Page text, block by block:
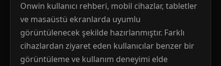
Onwin kullanıcı rehberi, mobil cihazlar, tabletler
ve masaüstü ekranlarda uyumlu
görüntülenecek şekilde hazırlanmıştır. Farklı
cihazlardan ziyaret eden kullanıcılar benzer bir
görüntüleme ve kullanım deneyimi elde